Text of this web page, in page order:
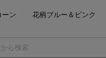
ーン 花柄ブルー＆ピンク